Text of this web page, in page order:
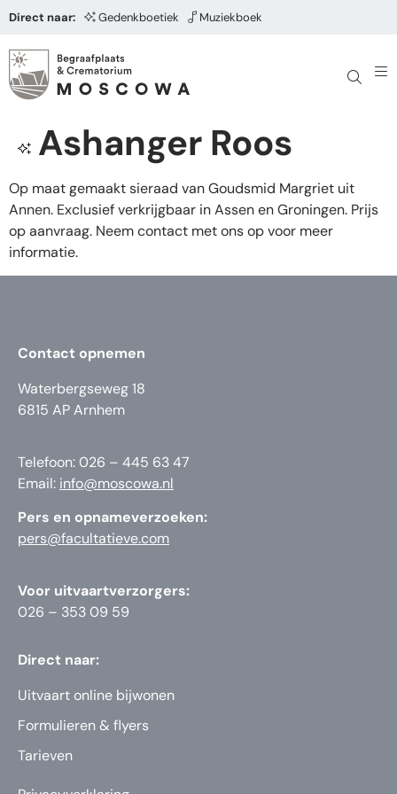
Direct naar: Gedenkboetiek Muziekboek
Ashanger Roos
Op maat gemaakt sieraad van Goudsmid Margriet uit
Annen. Exclusief verkrijgbaar in Assen en Groningen. Prijs
op aanvraag. Neem contact met ons op voor meer
informatie.
Contact opnemen
Waterbergseweg 18
6815 AP Arnhem
Telefoon: 026 – 445 63 47
Email: info@moscowa.nl
Pers en opnameverzoeken:
pers@facultatieve.com
Voor uitvaartverzorgers:
026 – 353 09 59
Direct naar:
Uitvaart online bijwonen
Formulieren & flyers
Tarieven